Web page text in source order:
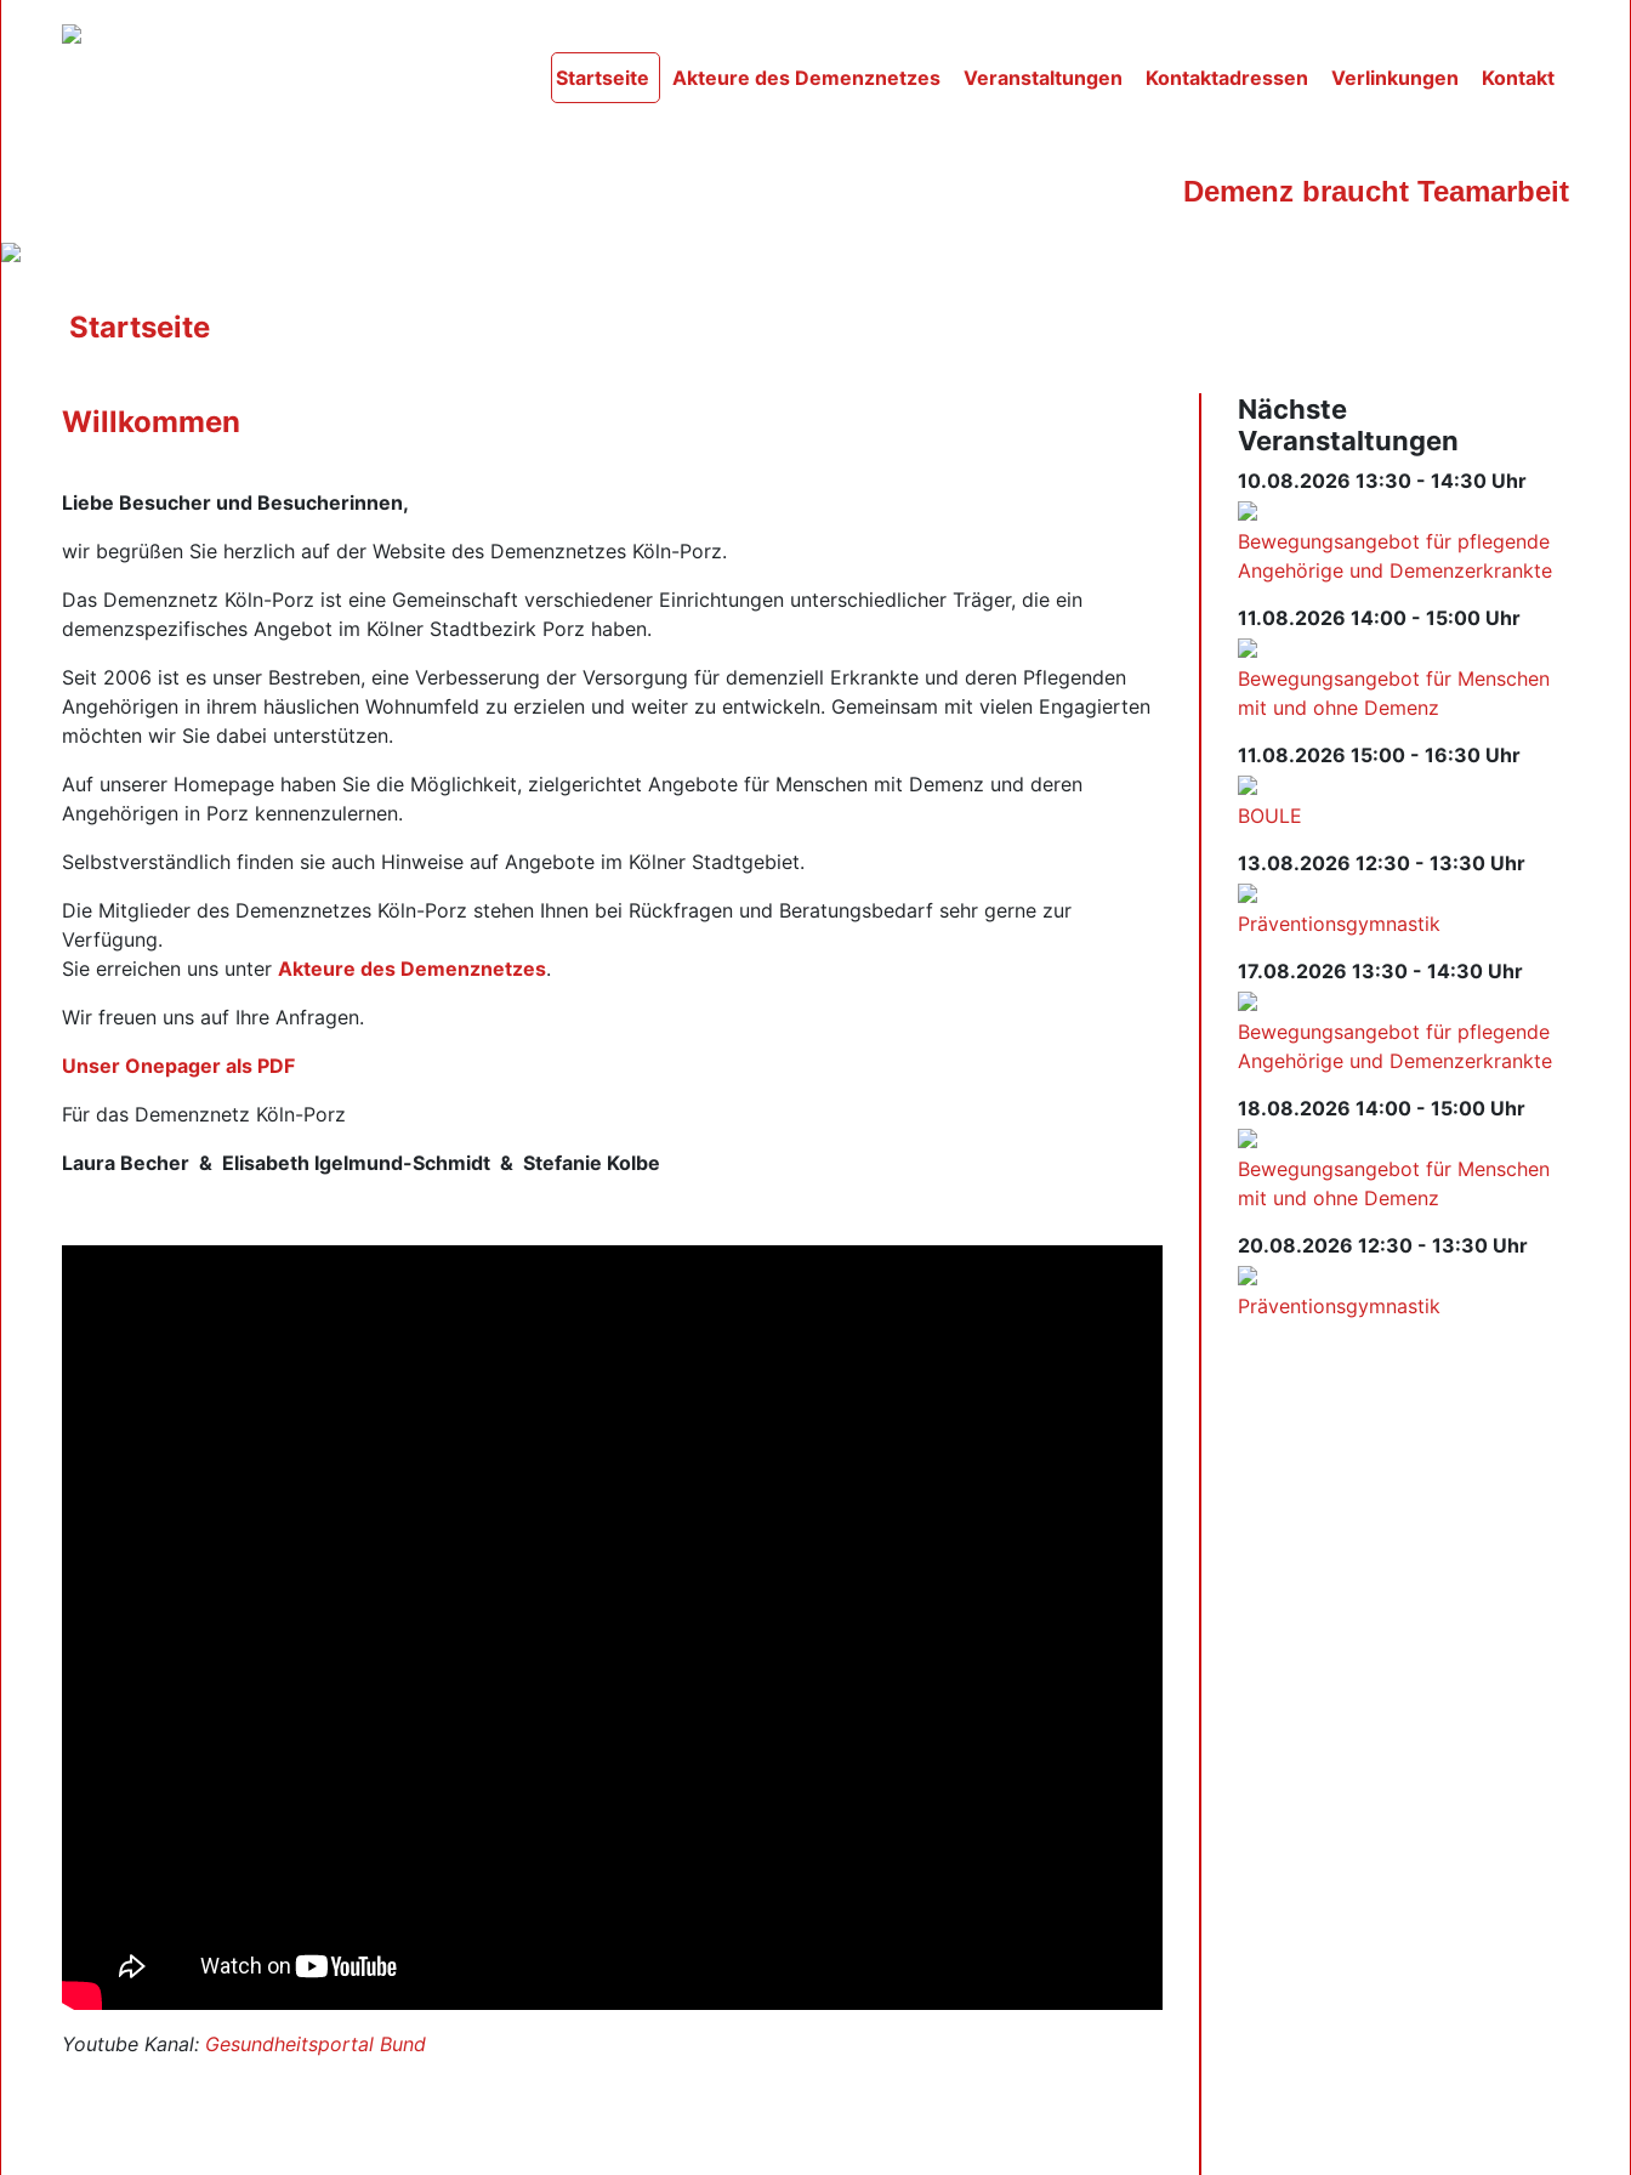
Startseite Akteure des Demenznetzes Veranstaltungen Kontaktadressen Verlinkungen Kontakt
Demenz braucht Teamarbeit
Startseite
Willkommen
Liebe Besucher und Besucherinnen,
wir begrüßen Sie herzlich auf der Website des Demenznetzes Köln-Porz.
Das Demenznetz Köln-Porz ist eine Gemeinschaft verschiedener Einrichtungen unterschiedlicher Träger, die ein
demenzspezifisches Angebot im Kölner Stadtbezirk Porz haben.
Seit 2006 ist es unser Bestreben, eine Verbesserung der Versorgung für demenziell Erkrankte und deren Pflegenden
Angehörigen in ihrem häuslichen Wohnumfeld zu erzielen und weiter zu entwickeln. Gemeinsam mit vielen Engagierten
möchten wir Sie dabei unterstützen.
Auf unserer Homepage haben Sie die Möglichkeit, zielgerichtet Angebote für Menschen mit Demenz und deren
Angehörigen in Porz kennenzulernen.
Selbstverständlich finden sie auch Hinweise auf Angebote im Kölner Stadtgebiet.
Die Mitglieder des Demenznetzes Köln-Porz stehen Ihnen bei Rückfragen und Beratungsbedarf sehr gerne zur
Verfügung.
Sie erreichen uns unter Akteure des Demenznetzes.
Wir freuen uns auf Ihre Anfragen.
Unser Onepager als PDF
Für das Demenznetz Köln-Porz
Laura Becher & Elisabeth Igelmund-Schmidt & Stefanie Kolbe
Youtube Kanal: Gesundheitsportal Bund
Nächste
Veranstaltungen
10.08.2026 13:30 - 14:30 Uhr
Bewegungsangebot für pflegende
Angehörige und Demenzerkrankte
11.08.2026 14:00 - 15:00 Uhr
Bewegungsangebot für Menschen
mit und ohne Demenz
11.08.2026 15:00 - 16:30 Uhr
BOULE
13.08.2026 12:30 - 13:30 Uhr
Präventionsgymnastik
17.08.2026 13:30 - 14:30 Uhr
Bewegungsangebot für pflegende
Angehörige und Demenzerkrankte
18.08.2026 14:00 - 15:00 Uhr
Bewegungsangebot für Menschen
mit und ohne Demenz
20.08.2026 12:30 - 13:30 Uhr
Präventionsgymnastik